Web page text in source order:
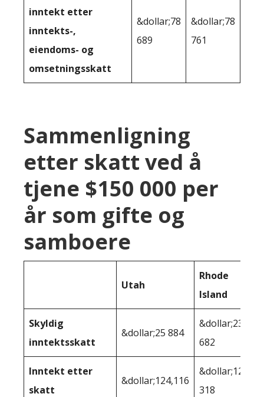
inntekt etter
inntekts-,
eiendoms- og
omsetningsskatt
&dollar;78
689
&dollar;78
761
Sammenligning
etter skatt ved å
tjene $150 000 per
år som gifte og
samboere
Utah
Rhode
Island
Skyldig
inntektsskatt
&dollar;25 884
&dollar;23
682
Inntekt etter
skatt
&dollar;124,116
&dollar;126
318